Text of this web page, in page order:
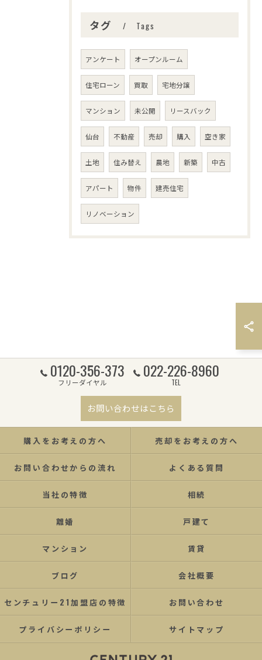
タグ Tags
アンケート オープンルーム
住宅ローン 買取 宅地分譲
マンション 未公開 リースバック
仙台 不動産 売却 購入 空き家
土地 住み替え 農地 新築 中古
アパート 物件 建売住宅
リノベーション
0120-356-373
フリーダイヤル
022-226-8960
TEL
お問い合わせはこちら
購入をお考えの方へ 売却をお考えの方へ
お問い合わせからの流れ よくある質問
当社の特徴 相続
離婚 戸建て
マンション 賃貸
ブログ 会社概要
センチュリー21加盟店の特徴 お問い合わせ
プライバシーポリシー サイトマップ